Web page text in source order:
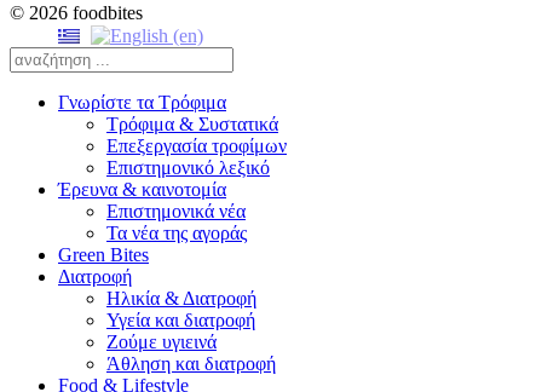
© 2026 foodbites
Γνωρίστε τα Τρόφιμα
Τρόφιμα & Συστατικά
Επεξεργασία τροφίμων
Επιστημονικό λεξικό
Έρευνα & καινοτομία
Επιστημονικά νέα
Τα νέα της αγοράς
Green Bites
Διατροφή
Ηλικία & Διατροφή
Υγεία και διατροφή
Ζούμε υγιεινά
Άθληση και διατροφή
Food & Lifestyle